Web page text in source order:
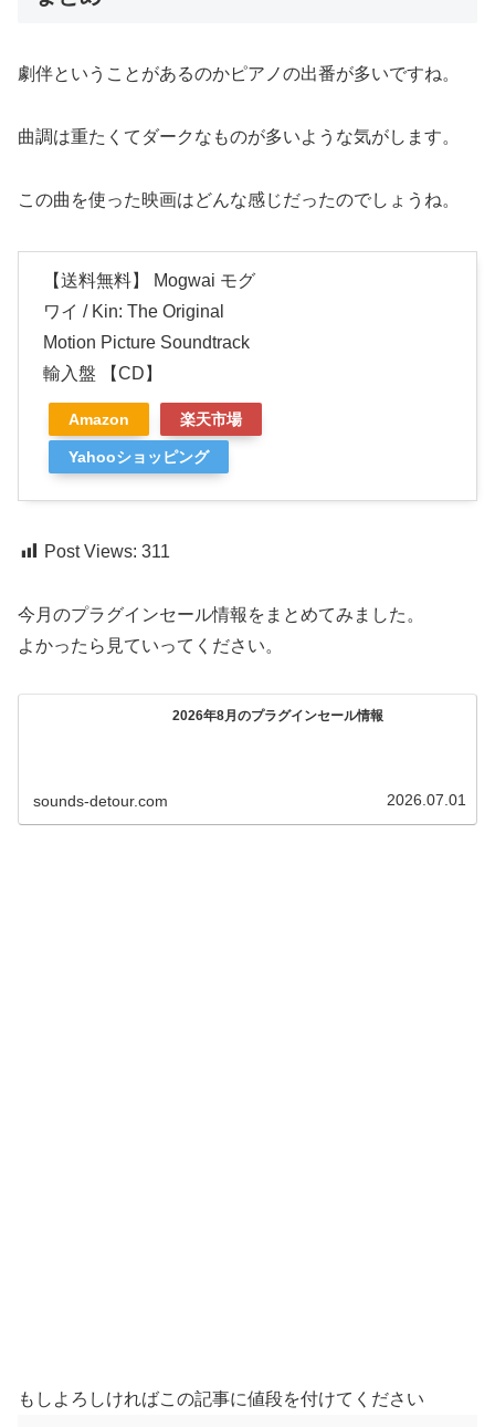
劇伴ということがあるのかピアノの出番が多いですね。
曲調は重たくてダークなものが多いような気がします。
この曲を使った映画はどんな感じだったのでしょうね。
【送料無料】 Mogwai モグ
ワイ / Kin: The Original
Motion Picture Soundtrack
輸入盤 【CD】
Amazon 楽天市場
Yahooショッピング
Post Views: 311
今月のプラグインセール情報をまとめてみました。
よかったら見ていってください。
2026年8月のプラグインセール情報
sounds-detour.com 2026.07.01
もしよろしければこの記事に値段を付けてください